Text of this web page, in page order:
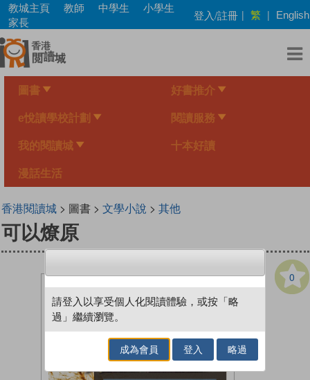
Skip
main
content
教城主頁 教師 中學生
小學生
家長
登入/註冊 | 繁 | English
圖書 好書推介
e悅讀學校計劃 閱讀服務
我的閱讀城 十本好讀
漫話生活
香港閱讀城> 圖書 > 文學小說 > 其他
可以燎原
0
請登入以享受個人化閱讀體驗，或按「略
過」繼續瀏覽。
成為會員 登入 略過